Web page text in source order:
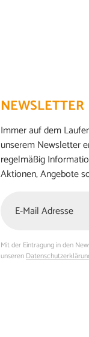
NEWSLETTER
Immer auf dem
unserem Newsletter
regelmäßig
Aktionen, Angebote
Mit der Eintragung in den
unseren